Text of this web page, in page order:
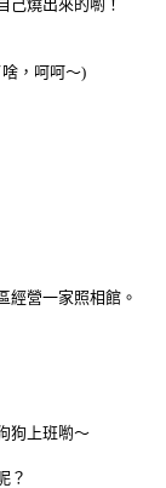
燒出來的喲！
，呵呵～)
營一家照相館。
上班喲～
？